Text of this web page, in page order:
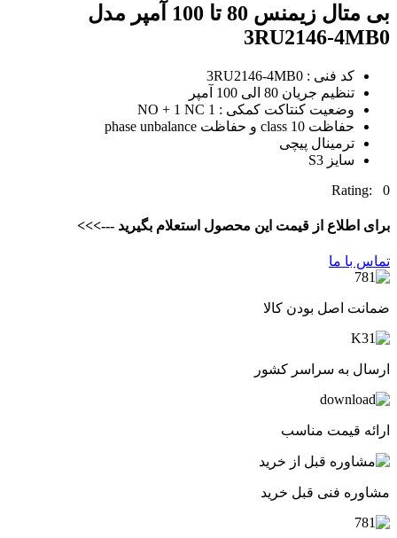
بی متال زیمنس 80 تا 100 آمپر مدل
3RU2146-4MB0
کد فنی : 3RU2146-4MB0
تنظیم جریان 80 الی 100 آمپر
وضعیت کنتاکت کمکی : 1 NO + 1 NC
حفاظت class 10 و حفاظت phase unbalance
ترمینال پیچی
سایز S3
Rating: 0
برای اطلاع از قیمت این محصول استعلام بگیرید --->>>
تماس با ما
ضمانت اصل بودن کالا
ارسال به سراسر کشور
ارائه قیمت مناسب
مشاوره فنی قبل خرید